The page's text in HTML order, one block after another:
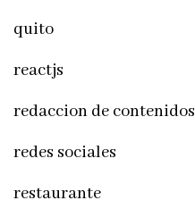
quito
reactjs
redaccion de contenidos
redes sociales
restaurante